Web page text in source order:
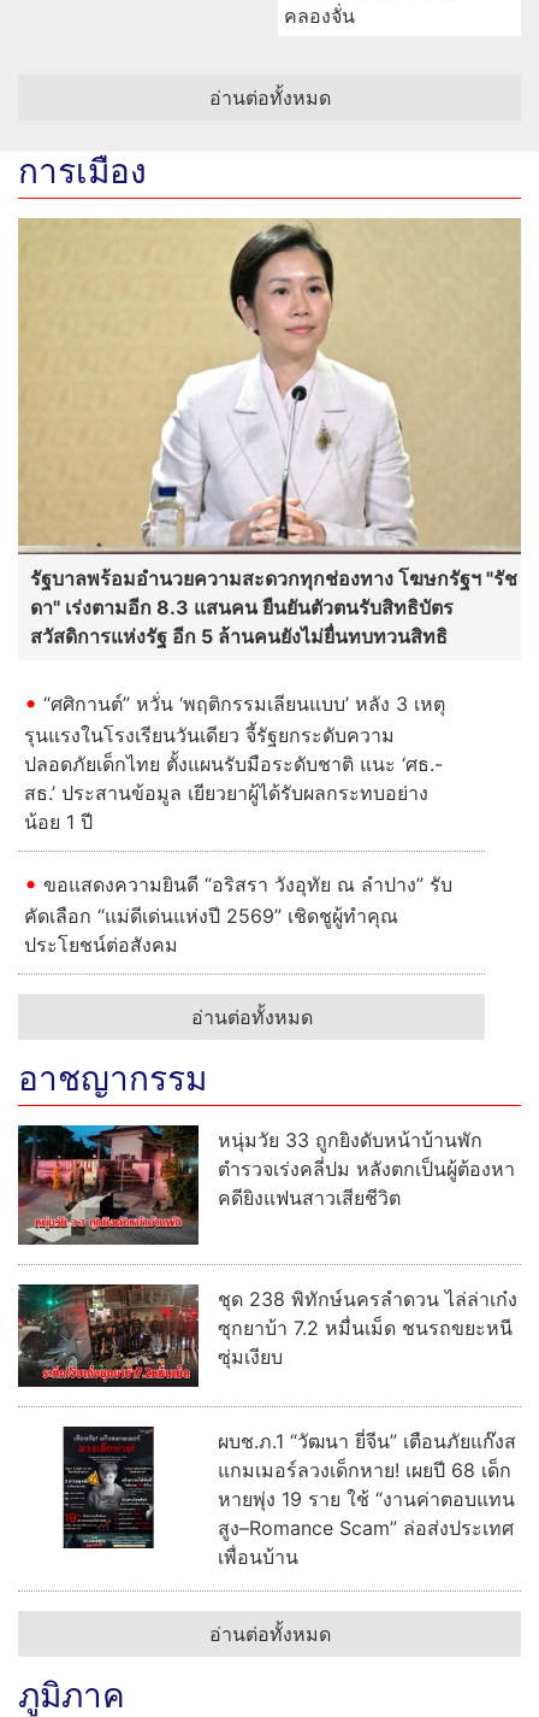
คลองจั่น
อ่านต่อทั้งหมด
การเมือง
รัฐบาลพร้อมอำนวยความสะดวกทุกช่องทาง โฆษกรัฐฯ "รัช
ดา" เร่งตามอีก 8.3 แสนคน ยืนยันตัวตนรับสิทธิบัตร
สวัสดิการแห่งรัฐ อีก 5 ล้านคนยังไม่ยื่นทบทวนสิทธิ
“ศศิกานต์” หวั่น ‘พฤติกรรมเลียนแบบ’ หลัง 3 เหตุ
รุนแรงในโรงเรียนวันเดียว จี้รัฐยกระดับความ
ปลอดภัยเด็กไทย ตั้งแผนรับมือระดับชาติ แนะ ‘ศธ.-
สธ.’ ประสานข้อมูล เยียวยาผู้ได้รับผลกระทบอย่าง
น้อย 1 ปี
ขอแสดงความยินดี “อริสรา วังอุทัย ณ ลำปาง” รับ
คัดเลือก “แม่ดีเด่นแห่งปี 2569” เชิดชูผู้ทำคุณ
ประโยชน์ต่อสังคม
อ่านต่อทั้งหมด
อาชญากรรม
หนุ่มวัย 33 ถูกยิงดับหน้าบ้านพัก
ตำรวจเร่งคลี่ปม หลังตกเป็นผู้ต้องหา
คดียิงแฟนสาวเสียชีวิต
ชุด 238 พิทักษ์นครลำดวน ไล่ล่าเก๋ง
ซุกยาบ้า 7.2 หมื่นเม็ด ชนรถขยะหนี
ซุ่มเงียบ
ผบช.ภ.1 “วัฒนา ยี่จีน” เตือนภัยแก๊งส
แกมเมอร์ลวงเด็กหาย! เผยปี 68 เด็ก
หายพุ่ง 19 ราย ใช้ “งานค่าตอบแทน
สูง–Romance Scam” ล่อส่งประเทศ
เพื่อนบ้าน
อ่านต่อทั้งหมด
ภูมิภาค